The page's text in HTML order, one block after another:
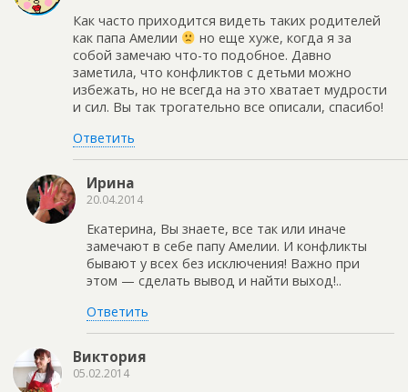
Как часто приходится видеть таких родителей
как папа Амелии
но еще хуже, когда я за
собой замечаю что-то подобное. Давно
заметила, что конфликтов с детьми можно
избежать, но не всегда на это хватает мудрости
и сил. Вы так трогательно все описали, спасибо!
Ответить
Ирина
20.04.2014
Екатерина, Вы знаете, все так или иначе
замечают в себе папу Амелии. И конфликты
бывают у всех без исключения! Важно при
этом — сделать вывод и найти выход!..
Ответить
Виктория
05.02.2014